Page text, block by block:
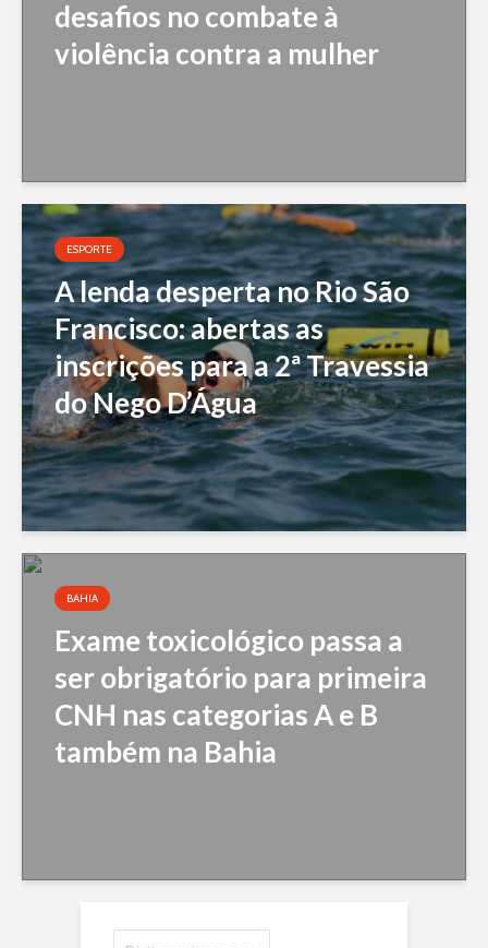
desafios no combate à
violência contra a mulher
ESPORTE
A lenda desperta no Rio São
Francisco: abertas as
inscrições para a 2ª Travessia
do Nego D’Água
BAHIA
Exame toxicológico passa a
ser obrigatório para primeira
CNH nas categorias A e B
também na Bahia